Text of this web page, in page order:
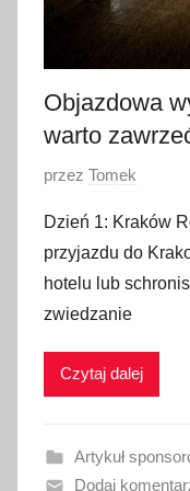
Objazdowa
warto
O
u
b
l
i
w
n
przez Tomek
Dzień 1: Kraków
przyjazdu do
hotelu lub
zwiedzanie
Czytaj dalej
Artykuł
Dodaj